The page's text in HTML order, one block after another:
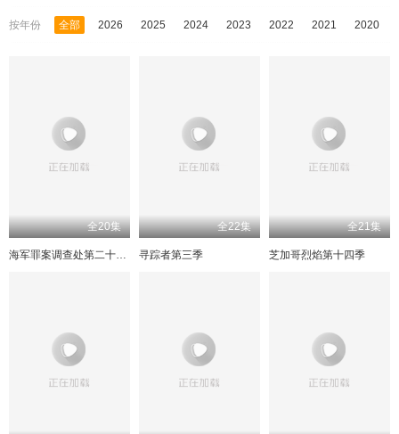
按年份 全部 2026 2025 2024 2023 2022 2021 2020
全20集
海军罪案调查处第二十三季
全22集
寻踪者第三季
全21集
芝加哥烈焰第十四季